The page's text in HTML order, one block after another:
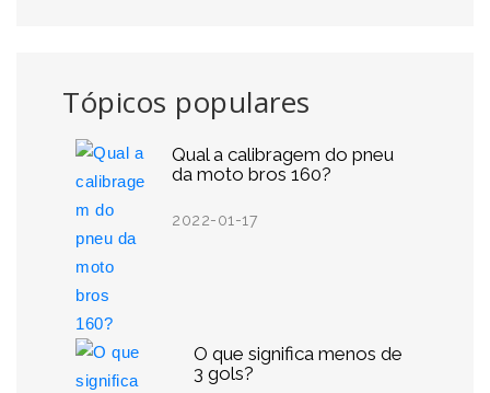
Tópicos populares
Qual a calibragem do pneu
da moto bros 160?
2022-01-17
O que significa menos de
3 gols?